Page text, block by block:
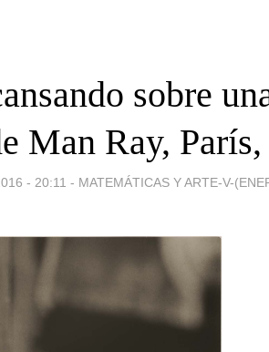
sobre
Man Ray,
- 20:11 - MATEMÁTICAS Y ARTE-V-